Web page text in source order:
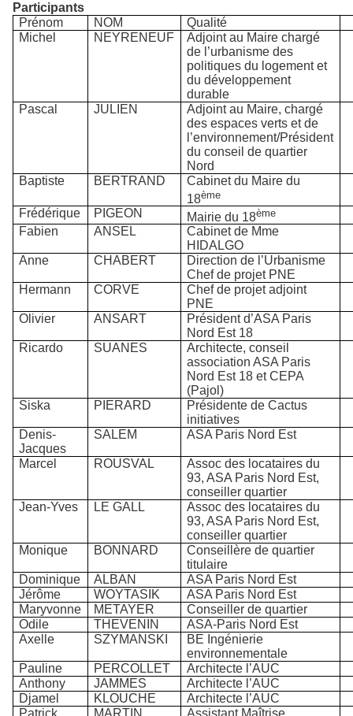
Participants
Prénom
NOM
Qualité
Michel
NEYRENEUF
Adjoint au Maire chargé
de l’urbanisme des
politiques du logement et
du développement
durable
Pascal
JULIEN
Adjoint au Maire, chargé
des espaces verts et de
l’environnement/Président
du conseil de quartier
Nord
Baptiste
BERTRAND
Cabinet du Maire du
18ème
Frédérique PIGEON Mairie du 18ème
Fabien ANSEL
Cabinet de Mme
HIDALGO
Anne
CHABERT
Direction de l’Urbanisme
Chef de projet PNE
Hermann
CORVE
Chef de projet adjoint
PNE
Olivier
ANSART
Président d’ASA Paris
Nord Est 18
Ricardo
SUANES
Architecte, conseil
association ASA Paris
Nord Est 18 et CEPA
(Pajol)
Siska
PIERARD
Présidente de Cactus
initiatives
Denis-
Jacques
SALEM ASA Paris Nord Est
Marcel ROUSVAL
Assoc des locataires du
93, ASA Paris Nord Est,
conseiller quartier
Jean-Yves
LE GALL
Assoc des locataires du
93, ASA Paris Nord Est,
conseiller quartier
Monique
BONNARD
Conseillère de quartier
titulaire
Dominique
ALBAN
ASA Paris Nord Est
Jérôme
WOYTASIK
ASA Paris Nord Est
Maryvonne
METAYER
Conseiller de quartier
Odile
THEVENIN
ASA-Paris Nord Est
Axelle
SZYMANSKI
BE Ingénierie
environnementale
Pauline
PERCOLLET
Architecte l’AUC
Anthony
JAMMES
Architecte l’AUC
Djamel
KLOUCHE
Architecte l’AUC